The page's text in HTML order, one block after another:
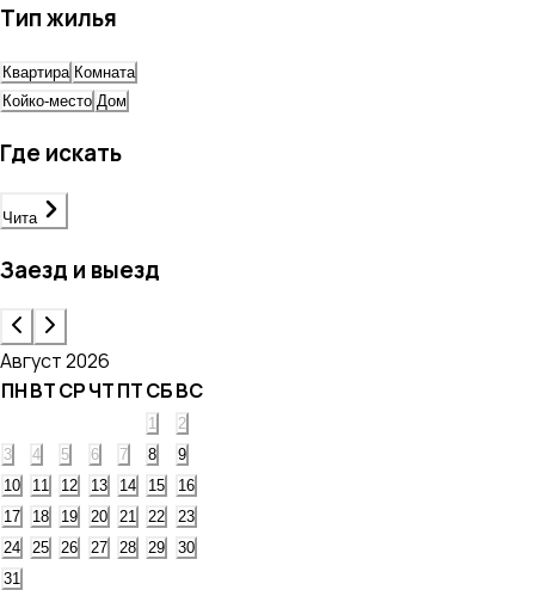
Тип жилья
Квартира Комната
Койко-место Дом
Где искать
Чита
Заезд и выезд
Август 2026
ПНВТСРЧТПТСБВС
1
2
3
4 5 6 7 8
9
10
11 12 13 14 15
16
17
18 19 20 21 22
23
24
25 26 27 28 29
30
31